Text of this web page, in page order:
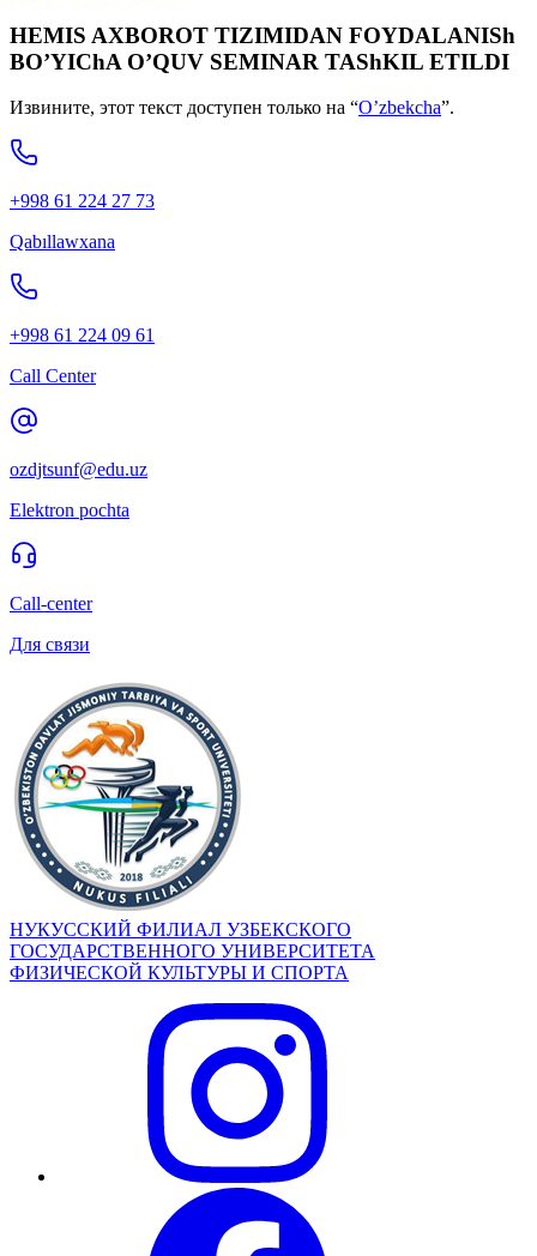
HEMIS AXBOROT TIZIMIDAN FOYDALANISh
BO’YIChA O’QUV SEMINAR TAShKIL ETILDI
Извините, этот текст доступен только на “O’zbekcha”.
+998 61 224 27 73
Qabıllawxana
+998 61 224 09 61
Call Center
ozdjtsunf@edu.uz
Elektron pochta
Call-center
Для связи
НУКУССКИЙ ФИЛИАЛ УЗБЕКСКОГО
ГОСУДАРСТВЕННОГО УНИВЕРСИТЕТА
ФИЗИЧЕСКОЙ КУЛЬТУРЫ И СПОРТА